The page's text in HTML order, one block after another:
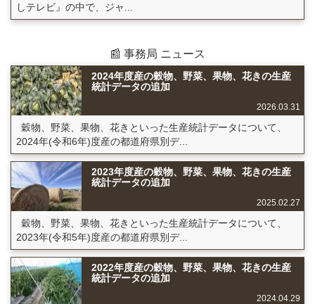
しテレビ』の中で、ジャ...
📰 事務局 ニュース
2024年度産の穀物、野菜、果物、花きの生産
統計データの追加
2026.03.31
穀物、野菜、果物、花きといった生産統計データについて、
2024年(令和6年)度産の都道府県別デ...
2023年度産の穀物、野菜、果物、花きの生産
統計データの追加
2025.02.27
穀物、野菜、果物、花きといった生産統計データについて、
2023年(令和5年)度産の都道府県別デ...
2022年度産の穀物、野菜、果物、花きの生産
統計データの追加
2024.04.29